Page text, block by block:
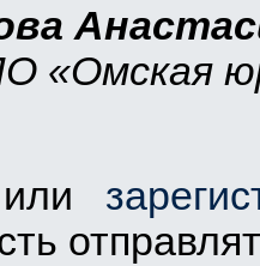
«Омская
или